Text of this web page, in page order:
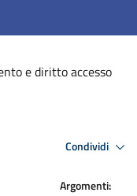
e diritto accesso
Condividi
Argomenti: